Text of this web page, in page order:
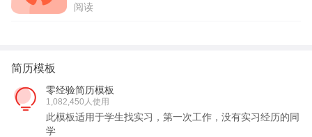
阅读
简历模板
零经验简历模板
1,082,450人使用
此模板适用于学生找实习，第一次工作，没有实习经历的同
学